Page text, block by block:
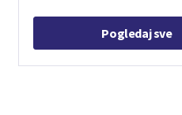
Pogledaj sve